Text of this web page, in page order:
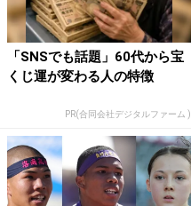
「SNSでも話題」60代から宝
くじ運が変わる人の特徴
PR(合同会社デジタルファーム )